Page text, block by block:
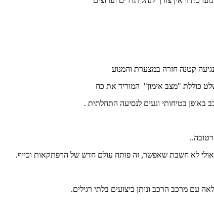
כוללת "מצב אימון" המוריד את כח
לא חשבת שאפשר, זה פותח עולם חדש של הרפתקאות וכייף.
עם מרכב הרכב ונותן ביצועים בלתי רגילים.